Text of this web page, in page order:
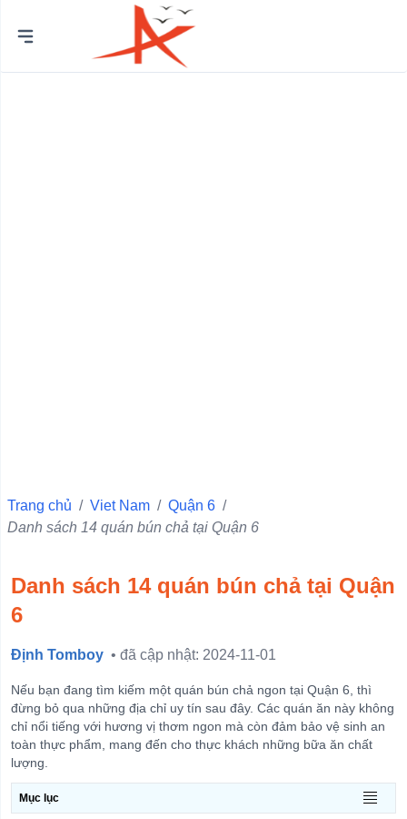
Trang chủ / Viet Nam / Quận 6 /
Danh sách 14 quán bún chả tại Quận 6
Danh sách 14 quán bún chả tại Quận
6
Định Tomboy • đã cập nhật: 2024-11-01
Nếu bạn đang tìm kiếm một quán bún chả ngon tại Quận 6, thì
đừng bỏ qua những địa chỉ uy tín sau đây. Các quán ăn này không
chỉ nổi tiếng với hương vị thơm ngon mà còn đảm bảo vệ sinh an
toàn thực phẩm, mang đến cho thực khách những bữa ăn chất
lượng.
Mục lục